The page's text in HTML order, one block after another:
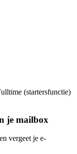
(startersfunctie)
je mailbox
vergeet je e-